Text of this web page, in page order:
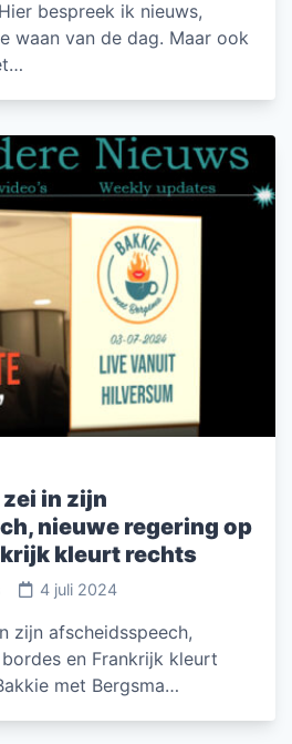
bespreek ik nieuws,
waan van de dag. Maar ook
in zijn
nieuwe regering op
kleurt rechts
4 juli 2024
zijn afscheidsspeech,
en Frankrijk kleurt
met Bergsma…